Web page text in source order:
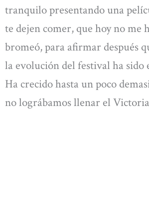
tranquilo presentando una
te dejen comer, que hoy no me
bromeó, para afirmar después
la evolución del festival ha
Ha crecido hasta un poco
no lográbamos llenar el